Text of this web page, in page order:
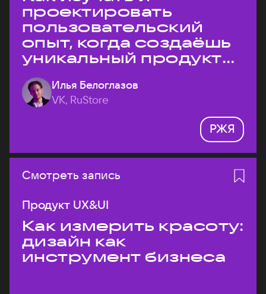
проектировать
пользовательский
опыт, когда создаёшь
уникальный продукт
на рынке?
Илья Белоглазов
VK, RuStore
РЖЯ
Смотреть запись
Продукт UX&UI
Как измерить красоту:
дизайн как
инструмент бизнеса